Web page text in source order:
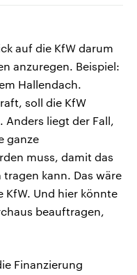
auf die KfW darum
anzuregen. Beispiel:
Hallendach.
soll die KfW
liegt der Fall,
ganze
muss, damit das
kann. Das wäre
KfW. Und hier könnte
beauftragen,
Finanzierung